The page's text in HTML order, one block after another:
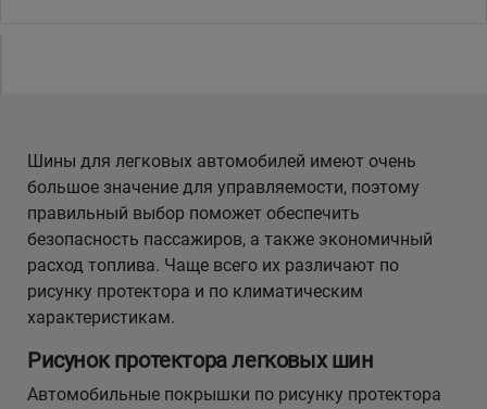
Шины для легковых автомобилей имеют очень
большое значение для управляемости, поэтому
правильный выбор поможет обеспечить
безопасность пассажиров, а также экономичный
расход топлива. Чаще всего их различают по
рисунку протектора и по климатическим
характеристикам.
Рисунок протектора легковых шин
Автомобильные покрышки по рисунку протектора
Усть-Каменогорск
Шымкент
Экибастуз
Бишкек